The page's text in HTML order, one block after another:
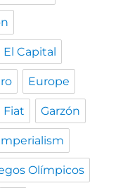
El Capital
Europe
Fiat Garzón
Olímpicos